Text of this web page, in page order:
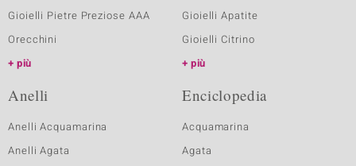
Gioielli Pietre Preziose AAA
Orecchini
più
Gioielli Apatite
Gioielli Citrino
più
Anelli
Anelli Acquamarina
Anelli Agata
Enciclopedia
Acquamarina
Agata